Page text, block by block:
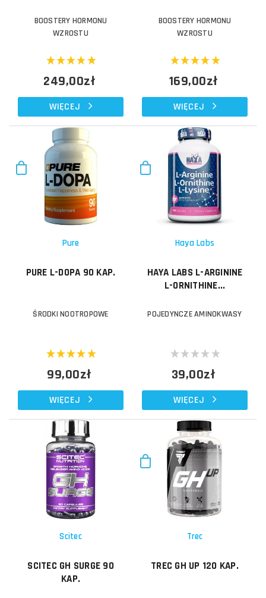
BOOSTERY HORMONU
WZROSTU
249,00zł
WIĘCEJ
BOOSTERY HORMONU
WZROSTU
169,00zł
WIĘCEJ
Pure
PURE L-DOPA 90 KAP.
ŚRODKI NOOTROPOWE
99,00zł
WIĘCEJ
Haya Labs
HAYA LABS L-ARGININE
L-ORNITHINE...
POJEDYNCZE AMINOKWASY
39,00zł
WIĘCEJ
Scitec
SCITEC GH SURGE 90
KAP.
Trec
TREC GH UP 120 KAP.